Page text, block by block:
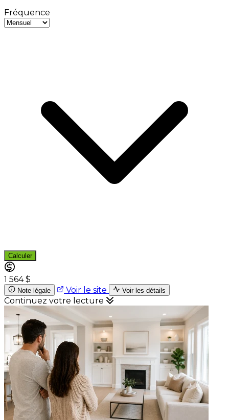
Fréquence
Calculer
1 564 $
Note légale Voir le site Voir les détails
Continuez votre lecture